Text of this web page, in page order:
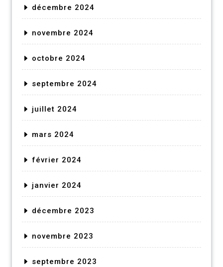
décembre 2024
novembre 2024
octobre 2024
septembre 2024
juillet 2024
mars 2024
février 2024
janvier 2024
décembre 2023
novembre 2023
septembre 2023